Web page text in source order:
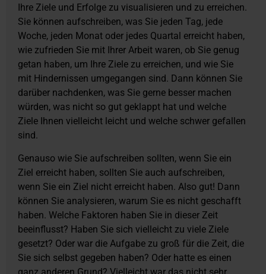
Ihre Ziele und Erfolge zu visualisieren und zu erreichen.
Sie können aufschreiben, was Sie jeden Tag, jede
Woche, jeden Monat oder jedes Quartal erreicht haben,
wie zufrieden Sie mit Ihrer Arbeit waren, ob Sie genug
getan haben, um Ihre Ziele zu erreichen, und wie Sie
mit Hindernissen umgegangen sind. Dann können Sie
darüber nachdenken, was Sie gerne besser machen
würden, was nicht so gut geklappt hat und welche
Ziele Ihnen vielleicht leicht und welche schwer gefallen
sind.
Genauso wie Sie aufschreiben sollten, wenn Sie ein
Ziel erreicht haben, sollten Sie auch aufschreiben,
wenn Sie ein Ziel nicht erreicht haben. Also gut! Dann
können Sie analysieren, warum Sie es nicht geschafft
haben. Welche Faktoren haben Sie in dieser Zeit
beeinflusst? Haben Sie sich vielleicht zu viele Ziele
gesetzt? Oder war die Aufgabe zu groß für die Zeit, die
Sie sich selbst gegeben haben? Oder hatte es einen
ganz anderen Grund? Vielleicht war das nicht sehr